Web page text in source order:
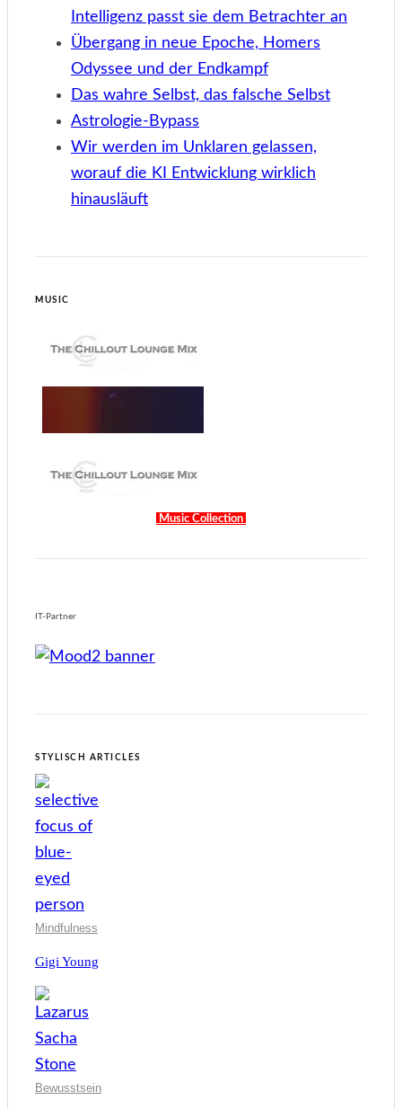
Intelligenz passt sie dem Betrachter an
Übergang in neue Epoche, Homers
Odyssee und der Endkampf
Das wahre Selbst, das falsche Selbst
Astrologie-Bypass
Wir werden im Unklaren gelassen,
worauf die KI Entwicklung wirklich
hinausläuft
MUSIC
Music Collection
IT-Partner
STYLISCH ARTICLES
Mindfulness
Gigi Young
Bewusstsein